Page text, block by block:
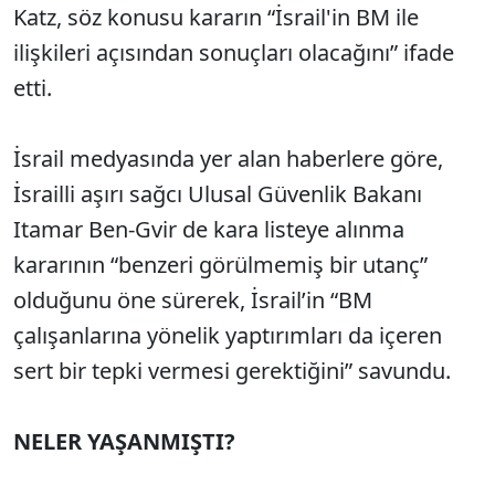
Katz, söz konusu kararın “İsrail'in BM ile
ilişkileri açısından sonuçları olacağını” ifade
etti.
İsrail medyasında yer alan haberlere göre,
İsrailli aşırı sağcı Ulusal Güvenlik Bakanı
Itamar Ben-Gvir de kara listeye alınma
kararının “benzeri görülmemiş bir utanç”
olduğunu öne sürerek, İsrail’in “BM
çalışanlarına yönelik yaptırımları da içeren
sert bir tepki vermesi gerektiğini” savundu.
NELER YAŞANMIŞTI?